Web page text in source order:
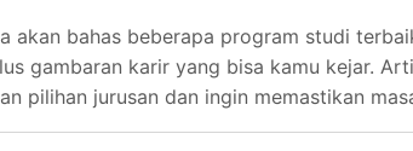
akan bahas beberapa program studi
gambaran karir yang bisa kamu kejar.
pilihan jurusan dan ingin memastikan